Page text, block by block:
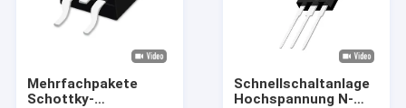
Mehrfachpakete
Schottky-
Schnellschaltanlage
Hochspannung N-